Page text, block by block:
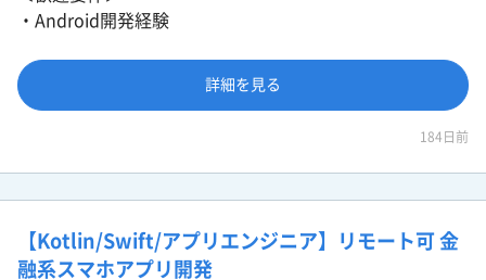
・Android開発経験
詳細を見る
184日前
【Kotlin/Swift/アプリエンジニア】リモート可 金
融系スマホアプリ開発